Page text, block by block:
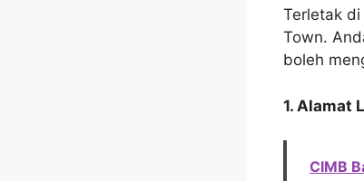
Terletak di
Town.
boleh
1. Alamat
CIMB